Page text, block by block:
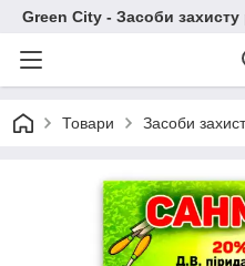
Green City - Засоби
Товари Засоби